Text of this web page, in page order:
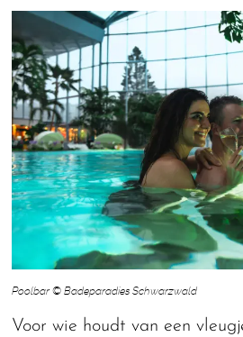
Poolbar © Badeparadies Schwarzwald
Voor wie houdt van een